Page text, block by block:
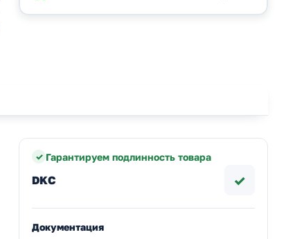
Гарантируем подлинность товара
DKC ✓
Документация